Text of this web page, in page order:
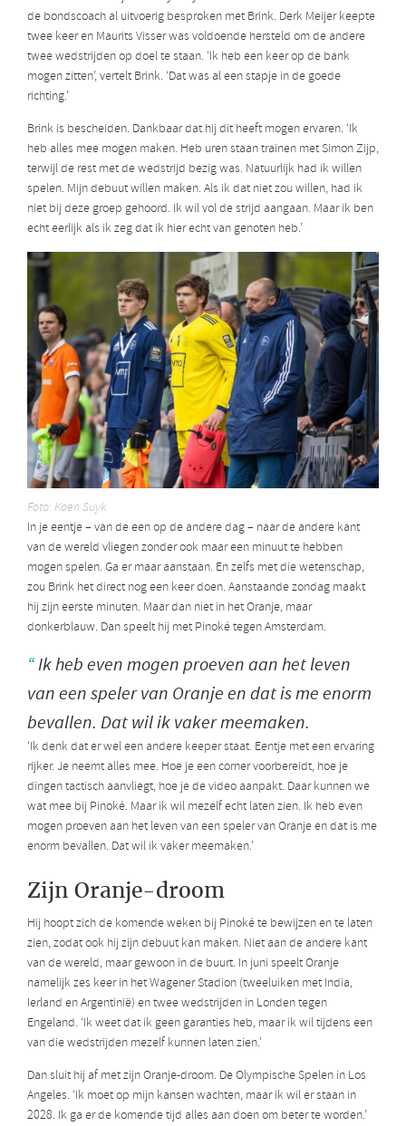
de bondscoach al uitvoerig besproken met Brink. Derk Meijer keepte
twee keer en Maurits Visser was voldoende hersteld om de andere
twee wedstrijden op doel te staan. ‘Ik heb een keer op de bank
mogen zitten’, vertelt Brink. ‘Dat was al een stapje in de goede
richting.’
Brink is bescheiden. Dankbaar dat hij dit heeft mogen ervaren. ‘Ik
heb alles mee mogen maken. Heb uren staan trainen met Simon Zijp,
terwijl de rest met de wedstrijd bezig was. Natuurlijk had ik willen
spelen. Mijn debuut willen maken. Als ik dat niet zou willen, had ik
niet bij deze groep gehoord. Ik wil vol de strijd aangaan. Maar ik ben
echt eerlijk als ik zeg dat ik hier echt van genoten heb.’
Foto: Koen Suyk
In je eentje – van de een op de andere dag – naar de andere kant
van de wereld vliegen zonder ook maar een minuut te hebben
mogen spelen. Ga er maar aanstaan. En zelfs met die wetenschap,
zou Brink het direct nog een keer doen. Aanstaande zondag maakt
hij zijn eerste minuten. Maar dan niet in het Oranje, maar
donkerblauw. Dan speelt hij met Pinoké tegen Amsterdam.
Ik heb even mogen proeven aan het leven
van een speler van Oranje en dat is me enorm
bevallen. Dat wil ik vaker meemaken.
‘Ik denk dat er wel een andere keeper staat. Eentje met een ervaring
rijker. Je neemt alles mee. Hoe je een corner voorbereidt, hoe je
dingen tactisch aanvliegt, hoe je de video aanpakt. Daar kunnen we
wat mee bij Pinoké. Maar ik wil mezelf echt laten zien. Ik heb even
mogen proeven aan het leven van een speler van Oranje en dat is me
enorm bevallen. Dat wil ik vaker meemaken.’
Zijn Oranje-droom
Hij hoopt zich de komende weken bij Pinoké te bewijzen en te laten
zien, zodat ook hij zijn debuut kan maken. Niet aan de andere kant
van de wereld, maar gewoon in de buurt. In juni speelt Oranje
namelijk zes keer in het Wagener Stadion (tweeluiken met India,
Ierland en Argentinië) en twee wedstrijden in Londen tegen
Engeland. ‘Ik weet dat ik geen garanties heb, maar ik wil tijdens een
van die wedstrijden mezelf kunnen laten zien.’
Dan sluit hij af met zijn Oranje-droom. De Olympische Spelen in Los
Angeles. ‘Ik moet op mijn kansen wachten, maar ik wil er staan in
2028. Ik ga er de komende tijd alles aan doen om beter te worden.’